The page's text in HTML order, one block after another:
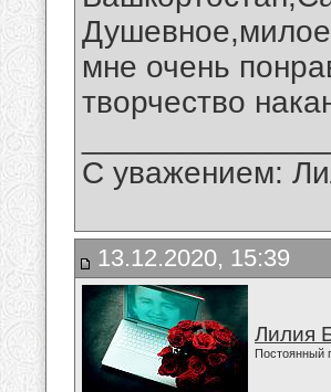
мне очень
творчество
С уважением:
13.12.2020, 15:39
Лилия
Постоянный